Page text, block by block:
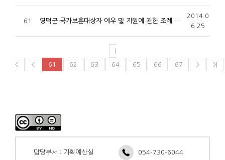
61 영덕군 국가보훈대상자 예우 및 지원에 관한 조례 일부개정안 입법예고
2014.0
6.25
< < 61 62 63 64 65 66 67 > >|
담당부서 : 기획예산실 054-730-6044